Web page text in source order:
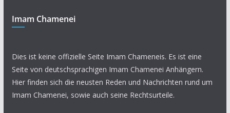
Imam Chamenei
Dies ist keine offizielle Seite Imam Chameneis. Es ist eine
Seite von deutschsprachigen Imam Chamenei Anhängern.
Hier finden sich die neusten Reden und Nachrichten rund um
Imam Chamenei, sowie auch seine Rechtsurteile.